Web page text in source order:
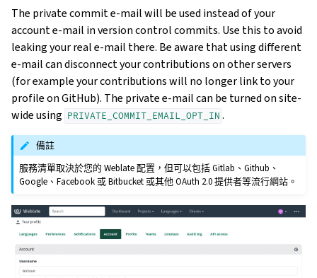
The private commit e-mail will be used instead of your
account e-mail in version control commits. Use this to avoid
leaking your real e-mail there. Be aware that using different
e-mail can disconnect your contributions on other servers
(for example your contributions will no longer link to your
profile on GitHub). The private e-mail can be turned on site-
wide using PRIVATE_COMMIT_EMAIL_OPT_IN .
備註
服務清單取決於您的 Weblate 配置，但可以包括 Gitlab、Github、
Google、Facebook 或 Bitbucket 或其他 OAuth 2.0 提供者等流行網站。